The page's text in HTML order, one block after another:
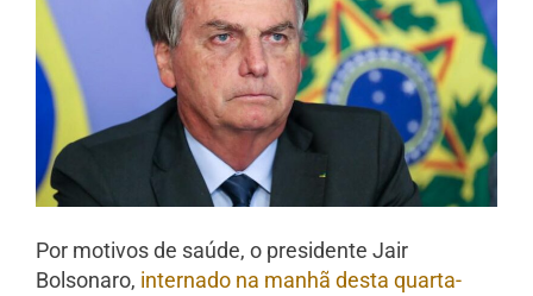
Por motivos de saúde, o presidente Jair
Bolsonaro, internado na manhã desta quarta-